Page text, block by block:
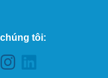
tôi: